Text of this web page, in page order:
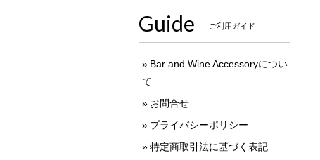
Guide ご利用ガイド
Bar and Wine Accessoryについ
て
お問合せ
プライバシーポリシー
特定商取引法に基づく表記